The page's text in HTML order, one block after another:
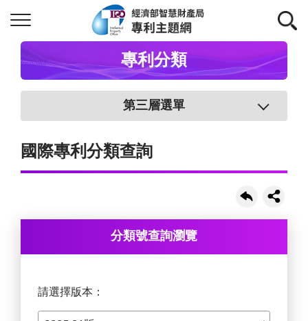
專利分類
第三層選單
國際專利分類查詢
分類號查詢瀏覽
請選擇版本：